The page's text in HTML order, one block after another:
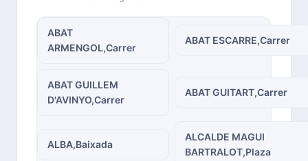
ABAT
ARMENGOL,Carrer
ABAT ESCARRE,Carrer
ABAT GUILLEM
D'AVINYO,Carrer
ABAT GUITART,Carrer
ALBA,Baixada
ALCALDE MAGUI
BARTRALOT,Plaza